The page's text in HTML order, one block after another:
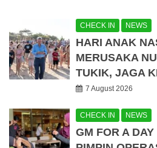
CHECK IN NEWS
HARI ANAK
MERUSAKA
TUKIK, JAGA
7 August 2026
CHECK IN NEWS
GM FOR A